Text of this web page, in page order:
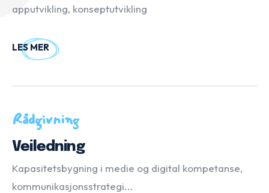
apputvikling, konseptutvikling
LES MER
Rådgivning
Veiledning
Kapasitetsbygning i medie og digital kompetanse,
kommunikasjonsstrategi...